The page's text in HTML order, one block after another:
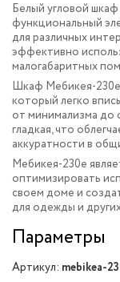
Белый угловой
функциональный
для различных
эффективно
малогабаритных
Шкаф Мебикея-230e
который легко
от минимализма до
гладкая, что
аккуратности в
Мебикея-230e
оптимизировать
своем доме и
для одежды и
Параметры
Артикул: mebikea-